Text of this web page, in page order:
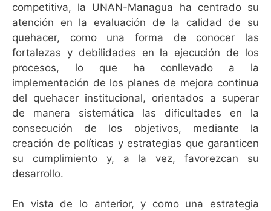
competitiva, la UNAN-Managua ha centrado su
atención en la evaluación de la calidad de su
quehacer, como una forma de conocer las
fortalezas y debilidades en la ejecución de los
procesos, lo que ha conllevado a la
implementación de los planes de mejora continua
del quehacer institucional, orientados a superar
de manera sistemática las dificultades en la
consecución de los objetivos, mediante la
creación de políticas y estrategias que garanticen
su cumplimiento y, a la vez, favorezcan su
desarrollo.
En vista de lo anterior, y como una estrategia